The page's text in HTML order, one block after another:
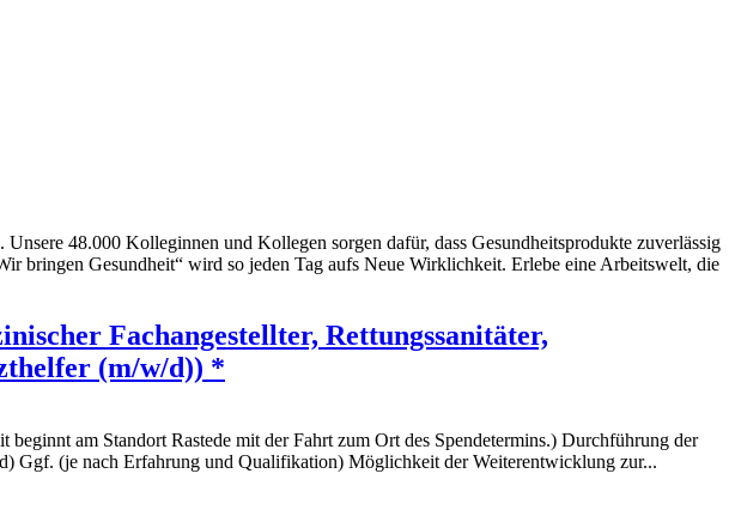
48.000 Kolleginnen und Kollegen sorgen dafür, dass Gesundheitsprodukte zuverlässig
bringen Gesundheit“ wird so jeden Tag aufs Neue Wirklichkeit. Erlebe eine Arbeitswelt, die
Fachangestellter, Rettungssanitäter,
(m/w/d)) *
am Standort Rastede mit der Fahrt zum Ort des Spendetermins.) Durchführung der
Ggf. (je nach Erfahrung und Qualifikation) Möglichkeit der Weiterentwicklung zur...